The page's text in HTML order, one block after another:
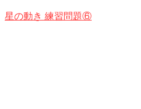
星の動き 練習問題⑥